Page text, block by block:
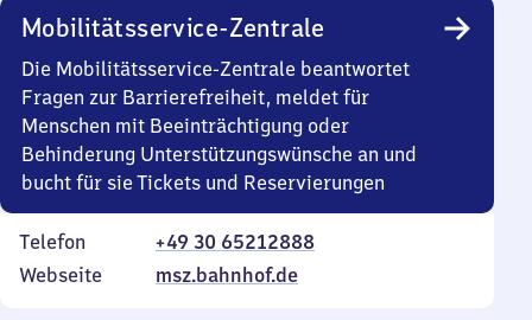
Mobilitätsservice-Zentrale
Die Mobilitätsservice-Zentrale beantwortet
Fragen zur Barrierefreiheit, meldet für
Menschen mit Beeinträchtigung oder
Behinderung Unterstützungswünsche an und
bucht für sie Tickets und Reservierungen
Telefon
+49 30 65212888
Webseite
msz.bahnhof.de